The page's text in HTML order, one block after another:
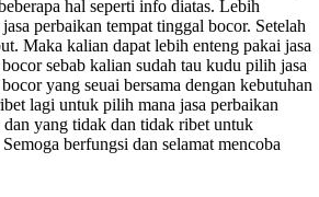
hal seperti info diatas. Lebih
perbaikan tempat tinggal bocor. Setelah
Maka kalian dapat lebih enteng pakai jasa
sebab kalian sudah tau kudu pilih jasa
yang seuai bersama dengan kebutuhan
lagi untuk pilih mana jasa perbaikan
dan yang tidak dan tidak ribet untuk
berfungsi dan selamat mencoba